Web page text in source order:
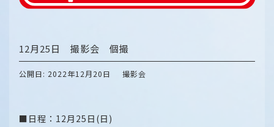
12月25日 撮影会 個撮
公開日: 2022年12月20日 撮影会
■日程：12月25日(日)